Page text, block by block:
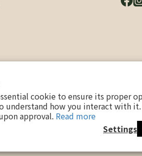
cookie to ensure its proper
understand how you interact with
approval. Read more
Settings